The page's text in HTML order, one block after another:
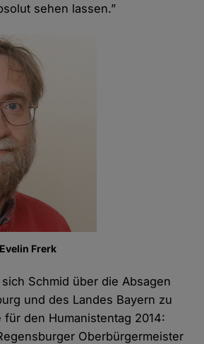
sehen lassen.”
Frerk
Schmid über die Absagen
und des Landes Bayern zu
für den Humanistentag 2014:
Oberbürgermeister